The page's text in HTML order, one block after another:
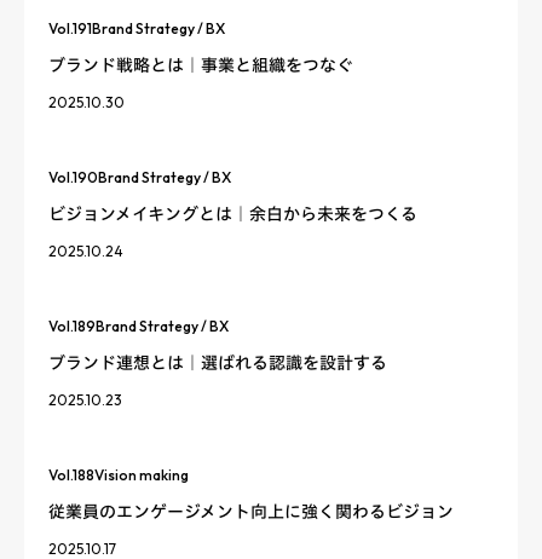
Vol.191Brand Strategy / BX
ブランド戦略とは｜事業と組織をつなぐ
2025.10.30
Vol.190Brand Strategy / BX
ビジョンメイキングとは｜余白から未来をつくる
2025.10.24
Vol.189Brand Strategy / BX
ブランド連想とは｜選ばれる認識を設計する
2025.10.23
Vol.188Vision making
従業員のエンゲージメント向上に強く関わるビジョン
2025.10.17